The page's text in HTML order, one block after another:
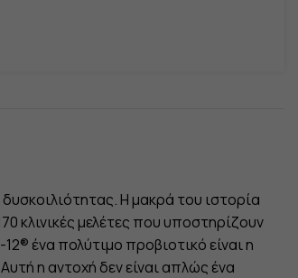
Η μακρά του ιστορία
κλινικές μελέτες που υποστηρίζουν
ένα πολύτιμο προβιοτικό είναι η
η αντοχή δεν είναι απλώς ένα